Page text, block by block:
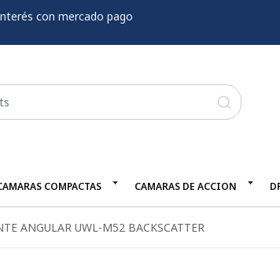
con mercado pago
COMPACTAS CAMARAS DE ACCION
ANGULAR UWL-M52 BACKSCATTER